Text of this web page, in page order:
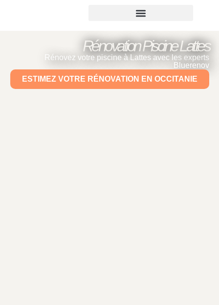
Rénovation Piscine Lattes
Rénovez votre piscine à Lattes avec les experts
Bluerenov
ESTIMEZ VOTRE RÉNOVATION EN OCCITANIE